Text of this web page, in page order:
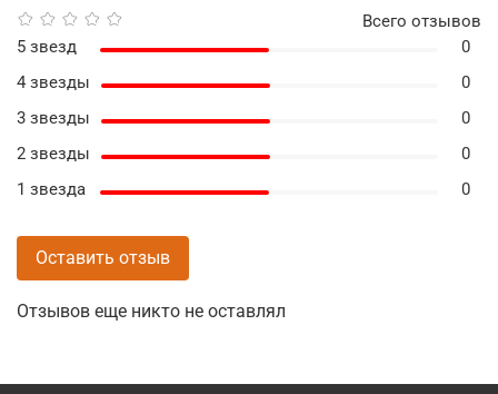
Отзывов еще никто не оставлял
Всего отзывов
5 звезд
0
4 звезды
0
3 звезды
0
2 звезды
0
1 звезда
0
Оставить отзыв